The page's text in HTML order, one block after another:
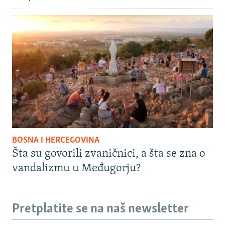
BOSNA I HERCEGOVINA
Šta su govorili zvaničnici, a šta se zna o
vandalizmu u Međugorju?
Pretplatite se na naš newsletter